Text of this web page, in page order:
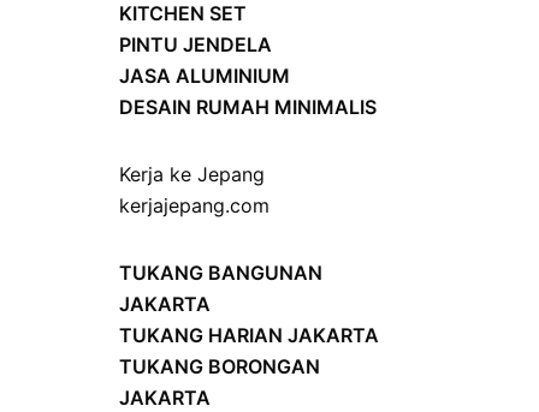
KITCHEN SET
PINTU JENDELA
JASA ALUMINIUM
DESAIN RUMAH MINIMALIS
Kerja ke Jepang
kerjajepang.com
TUKANG BANGUNAN
JAKARTA
TUKANG HARIAN JAKARTA
TUKANG BORONGAN
JAKARTA